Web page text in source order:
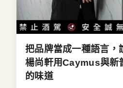
把品牌當成一種語言，
楊尚軒用Caymus與新
的味道